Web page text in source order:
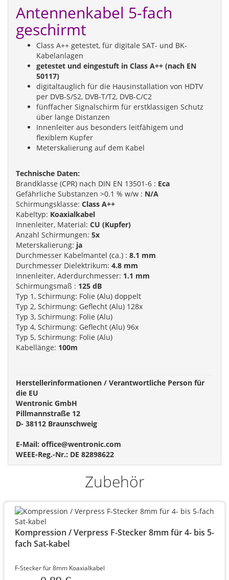
Antennenkabel 5-fach
geschirmt
Class A++ getestet, für digitale SAT- und BK-
Kabelanlagen
getestet und eingestuft in Class A++ (nach EN
50117)
digitaltauglich für die Hausinstallation von HDTV
per DVB-S/S2, DVB-T/T2, DVB-C/C2
fünffacher Signalschirm für erstklassigen Schutz
über lange Distanzen
Innenleiter aus besonders leitfähigem und
flexiblem Kupfer
Meterskalierung auf dem Kabel
Technische Daten:
Brandklasse (CPR) nach DIN EN 13501-6 : Eca
Gefährliche Substanzen >0.1 % w/w : N/A
Schirmungsklasse: Class A++
Kabeltyp: Koaxialkabel
Innenleiter, Material: CU (Kupfer)
Anzahl Schirmungen: 5x
Meterskalierung: ja
Durchmesser Kabelmantel (ca.) : 8.1 mm
Durchmesser Dielektrikum: 4.8 mm
Innenleiter, Aderdurchmesser: 1.1 mm
Schirmungsmaß : 125 dB
Typ 1, Schirmung: Folie (Alu) doppelt
Typ 2, Schirmung: Geflecht (Alu) 128x
Typ 3, Schirmung: Folie (Alu)
Typ 4, Schirmung: Geflecht (Alu) 96x
Typ 5, Schirmung: Folie (Alu)
Kabellänge: 100m
Herstellerinformationen / Verantwortliche Person für
die EU
Wentronic GmbH
Pillmannstraße 12
D- 38112 Braunschweig
E-Mail: office@wentronic.com
WEEE-Reg.-Nr.: DE 82898622
Zubehör
Kompression / Verpress F-Stecker 8mm für 4- bis 5-
fach Sat-kabel
F-Stecker für 8mm Koaxialkabel